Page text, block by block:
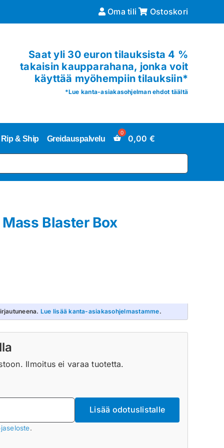
Oma tili Ostoskori
Saat yli 30 euron tilauksista 4 %
takaisin kaupparahana, jonka voit
käyttää myöhempiin tilauksiin*
*Lue kanta-asiakasohjelman ehdot täältä
Rip & Ship Greidauspalvelu 0,00 €
Blaster Box
Lue lisää kanta-asiakasohjelmastamme.
Ilmoitus ei varaa tuotetta.
Lisää odotuslistalle
.